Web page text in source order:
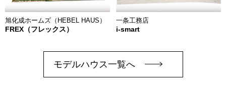
旭化成ホームズ（HEBEL HAUS）
FREX（フレックス）
一条工務店
i-smart
モデルハウス一覧へ